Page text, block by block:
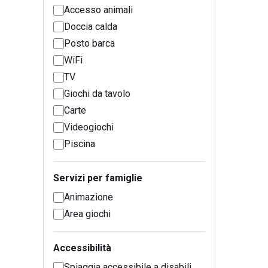
Accesso animali
Doccia calda
Posto barca
WiFi
TV
Giochi da tavolo
Carte
Videogiochi
Piscina
Servizi per famiglie
Animazione
Area giochi
Accessibilità